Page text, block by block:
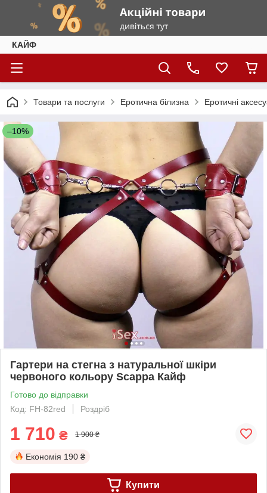
КАЙФ
Товари та послуги Еротична білизна Еротичні
–10%
Гартери на стегна з натуральної шкіри
червоного кольору Scappa Кайф
Готово до відправки
Код: FH-82red
Роздріб
1 710 ₴ 1 900 ₴
Економія 190 ₴
Купити